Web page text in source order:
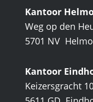
Kantoor
Weg op den
5701 NV
Kantoor
Keizersgracht